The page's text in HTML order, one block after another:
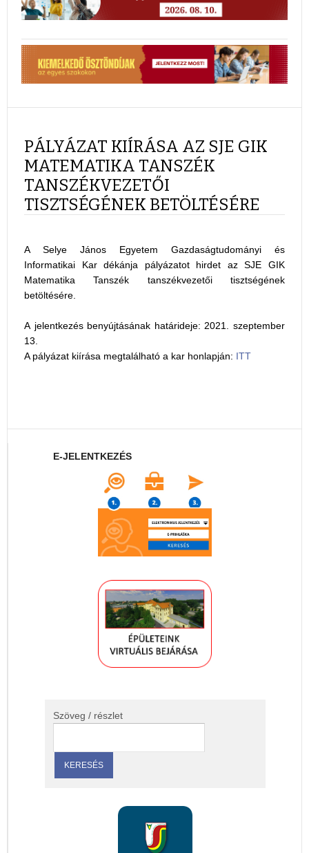
PÁLYÁZAT KIÍRÁSA AZ SJE GIK
MATEMATIKA TANSZÉK
TANSZÉKVEZETŐI
TISZTSÉGÉNEK BETÖLTÉSÉRE
A Selye János Egyetem Gazdaságtudományi és
Informatikai Kar dékánja pályázatot hirdet az SJE GIK
Matematika Tanszék tanszékvezetői tisztségének
betöltésére.
A jelentkezés benyújtásának határideje: 2021. szeptember
13.
A pályázat kiírása megtalálható a kar honlapján: ITT
E-JELENTKEZÉS
Szöveg / részlet